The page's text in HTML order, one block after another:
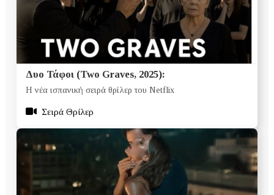
Δυο Τάφοι (Two Graves, 2025):
Η νέα ισπανική σειρά θρίλερ του Netflix
Σειρά Θρίλερ